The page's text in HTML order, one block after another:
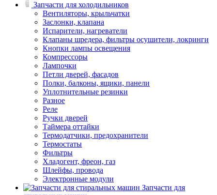
Запчасти для холодильников
Вентиляторы, крыльчатки
Заслонки, клапана
Испарители, нагреватели
Клапаны шредера, фильтры осушители, локринги
Кнопки лампы освещения
Компрессоры
Лампочки
Петли дверей, фасадов
Полки, балконы, ящики, панели
Уплотнительные резинки
Разное
Реле
Ручки дверей
Таймера оттайки
Термодатчики, предохранители
Термостаты
Фильтры
Хладогент, фреон, газ
Шлейфы, провода
Электронные модули
Запчасти для